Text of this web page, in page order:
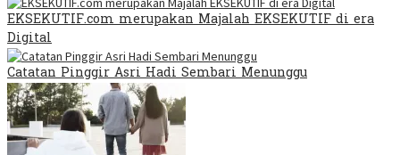
EKSEKUTIF.com merupakan Majalah EKSEKUTIF di era
Digital
Catatan Pinggir Asri Hadi Sembari Menunggu